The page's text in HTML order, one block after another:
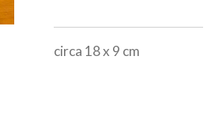
circa 18 x 9 cm